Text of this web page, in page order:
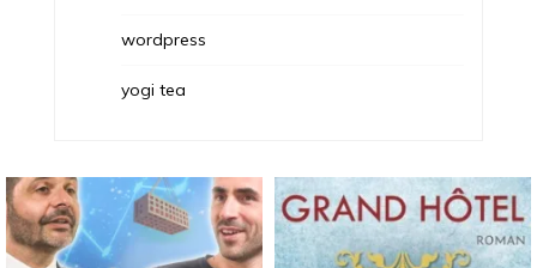
wordpress
yogi tea